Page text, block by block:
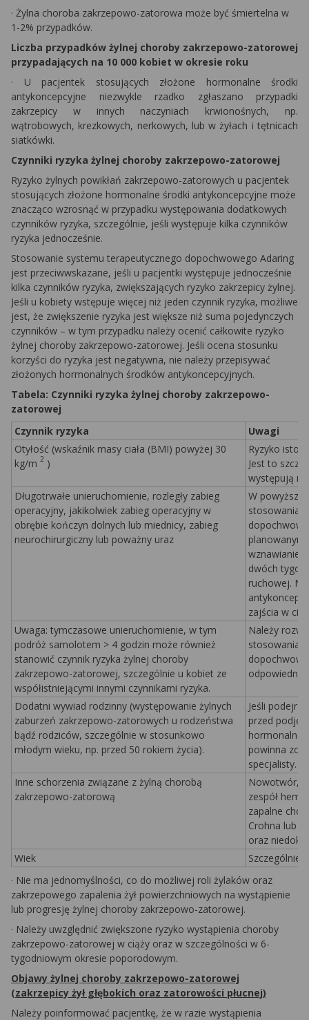
· Żylna choroba zakrzepowo-zatorowa może być śmiertelna w
1-2% przypadków.
Liczba przypadków żylnej choroby zakrzepowo-zatorowej
przypadających na 10 000 kobiet w okresie roku
· U pacjentek stosujących złożone hormonalne środki
antykoncepcyjne niezwykle rzadko zgłaszano przypadki
zakrzepicy w innych naczyniach krwionośnych, np.
wątrobowych, krezkowych, nerkowych, lub w żyłach i tętnicach
siatkówki.
Czynniki ryzyka żylnej choroby zakrzepowo-zatorowej
Ryzyko żylnych powikłań zakrzepowo-zatorowych u pacjentek
stosujących złożone hormonalne środki antykoncepcyjne może
znacząco wzrosnąć w przypadku występowania dodatkowych
czynników ryzyka, szczególnie, jeśli występuje kilka czynników
ryzyka jednocześnie.
Stosowanie systemu terapeutycznego dopochwowego Adaring
jest przeciwwskazane, jeśli u pacjentki występuje jednocześnie
kilka czynników ryzyka, zwiększających ryzyko zakrzepicy żylnej.
Jeśli u kobiety wstępuje więcej niż jeden czynnik ryzyka, możliwe
jest, że zwiększenie ryzyka jest większe niż suma pojedynczych
czynników – w tym przypadku należy ocenić całkowite ryzyko
żylnej choroby zakrzepowo-zatorowej. Jeśli ocena stosunku
korzyści do ryzyka jest negatywna, nie należy przepisywać
złożonych hormonalnych środków antykoncepcyjnych.
Tabela: Czynniki ryzyka żylnej choroby zakrzepowo-
zatorowej
Czynnik ryzyka
Uwagi
Otyłość (wskaźnik masy ciała (BMI) powyżej 30
kg/m 2 )
Ryzyko
Jest to
występują
Długotrwałe unieruchomienie, rozległy zabieg
operacyjny, jakikolwiek zabieg operacyjny w
obrębie kończyn dolnych lub miednicy, zabieg
neurochirurgiczny lub poważny uraz
W
stosowania
planowanym
wznawianie
dwóch
ruchowej.
zajścia w
Uwaga: tymczasowe unieruchomienie, w tym
podróż samolotem > 4 godzin może również
stanowić czynnik ryzyka żylnej choroby
zakrzepowo-zatorowej, szczególnie u kobiet ze
współistniejącymi innymi czynnikami ryzyka.
Należy
stosowania
odpowiednio
Dodatni wywiad rodzinny (występowanie żylnych
zaburzeń zakrzepowo-zatorowych u rodzeństwa
bądź rodziców, szczególnie w stosunkowo
młodym wieku, np. przed 50 rokiem życia).
Jeśli
przed
powinna
specjalisty.
Inne schorzenia związane z żylną chorobą
zakrzepowo-zatorową
Nowotwór,
zespół
zapalne
Crohna lub
oraz
Wiek
Szczególnie
· Nie ma jednomyślności, co do możliwej roli żylaków oraz
zakrzepowego zapalenia żył powierzchniowych na wystąpienie
lub progresję żylnej choroby zakrzepowo-zatorowej.
· Należy uwzględnić zwiększone ryzyko wystąpienia choroby
zakrzepowo-zatorowej w ciąży oraz w szczególności w 6-
tygodniowym okresie poporodowym.
Objawy żylnej choroby zakrzepowo-zatorowej
(zakrzepicy żył głębokich oraz zatorowości płucnej)
Należy poinformować pacjentkę, że w razie wystąpienia